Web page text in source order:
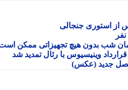
استوری جنجالی
بدون هیچ تجهیزاتی ممکن است
وینیسیوس با رئال تمدید شد
جدید (عکس)